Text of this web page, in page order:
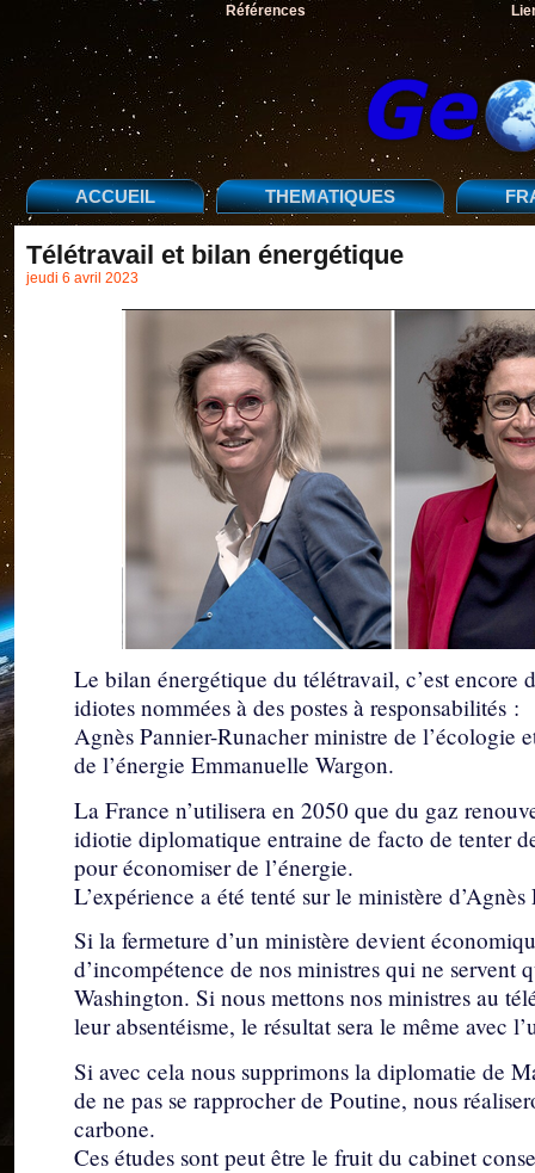
Références
ACCUEIL THEMATIQUES
Télétravail et bilan énergétique
jeudi 6 avril 2023
Le bilan énergétique du télétravail, c’est
idiotes nommées à des postes à responsabilités :
Agnès Pannier-Runacher ministre de l’écologie
de l’énergie Emmanuelle Wargon.
La France n’utilisera en 2050 que du gaz
idiotie diplomatique entraine de facto de tenter
pour économiser de l’énergie.
L’expérience a été tenté sur le ministère
Si la fermeture d’un ministère devient
d’incompétence de nos ministres qui ne servent
Washington. Si nous mettons nos ministres au
leur absentéisme, le résultat sera le même avec
Si avec cela nous supprimons la diplomatie de
de ne pas se rapprocher de Poutine, nous
carbone.
Ces études sont peut être le fruit du cabinet